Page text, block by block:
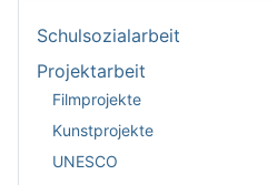
Schulsozialarbeit
Projektarbeit
Filmprojekte
Kunstprojekte
UNESCO